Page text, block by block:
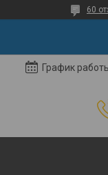
60
График